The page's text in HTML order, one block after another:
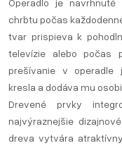
Operadlo je
chrbtu počas
tvar prispieva k
televízie alebo počas
prešívanie v operadle
kresla a dodáva mu
Drevené prvky
najvýraznejšie
dreva vytvára